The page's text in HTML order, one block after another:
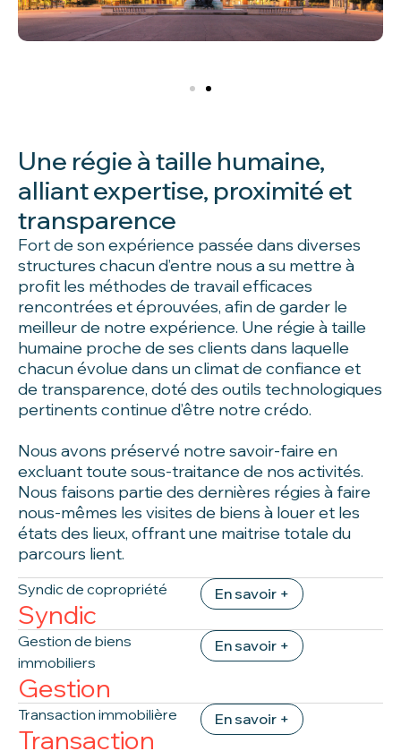
Une régie à taille humaine,
alliant expertise, proximité et
transparence
Fort de son expérience passée dans diverses
structures chacun d’entre nous a su mettre à
profit les méthodes de travail efficaces
rencontrées et éprouvées, afin de garder le
meilleur de notre expérience. Une régie à taille
humaine proche de ses clients dans laquelle
chacun évolue dans un climat de confiance et
de transparence, doté des outils technologiques
pertinents continue d’être notre crédo.
Nous avons préservé notre savoir-faire en
excluant toute sous-traitance de nos activités.
Nous faisons partie des dernières régies à faire
nous-mêmes les visites de biens à louer et les
états des lieux, offrant une maitrise totale du
parcours lient.
Syndic de copropriété
Syndic
En savoir +
Gestion de biens
immobiliers
Gestion
En savoir +
Transaction immobilière
Transaction
En savoir +